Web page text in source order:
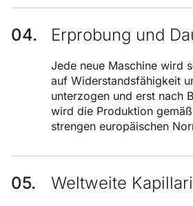
Erprobung und
Jede neue Maschine wird
auf Widerstandsfähigkeit
unterzogen und erst nach
wird die Produktion
strengen europäischen
Weltweite